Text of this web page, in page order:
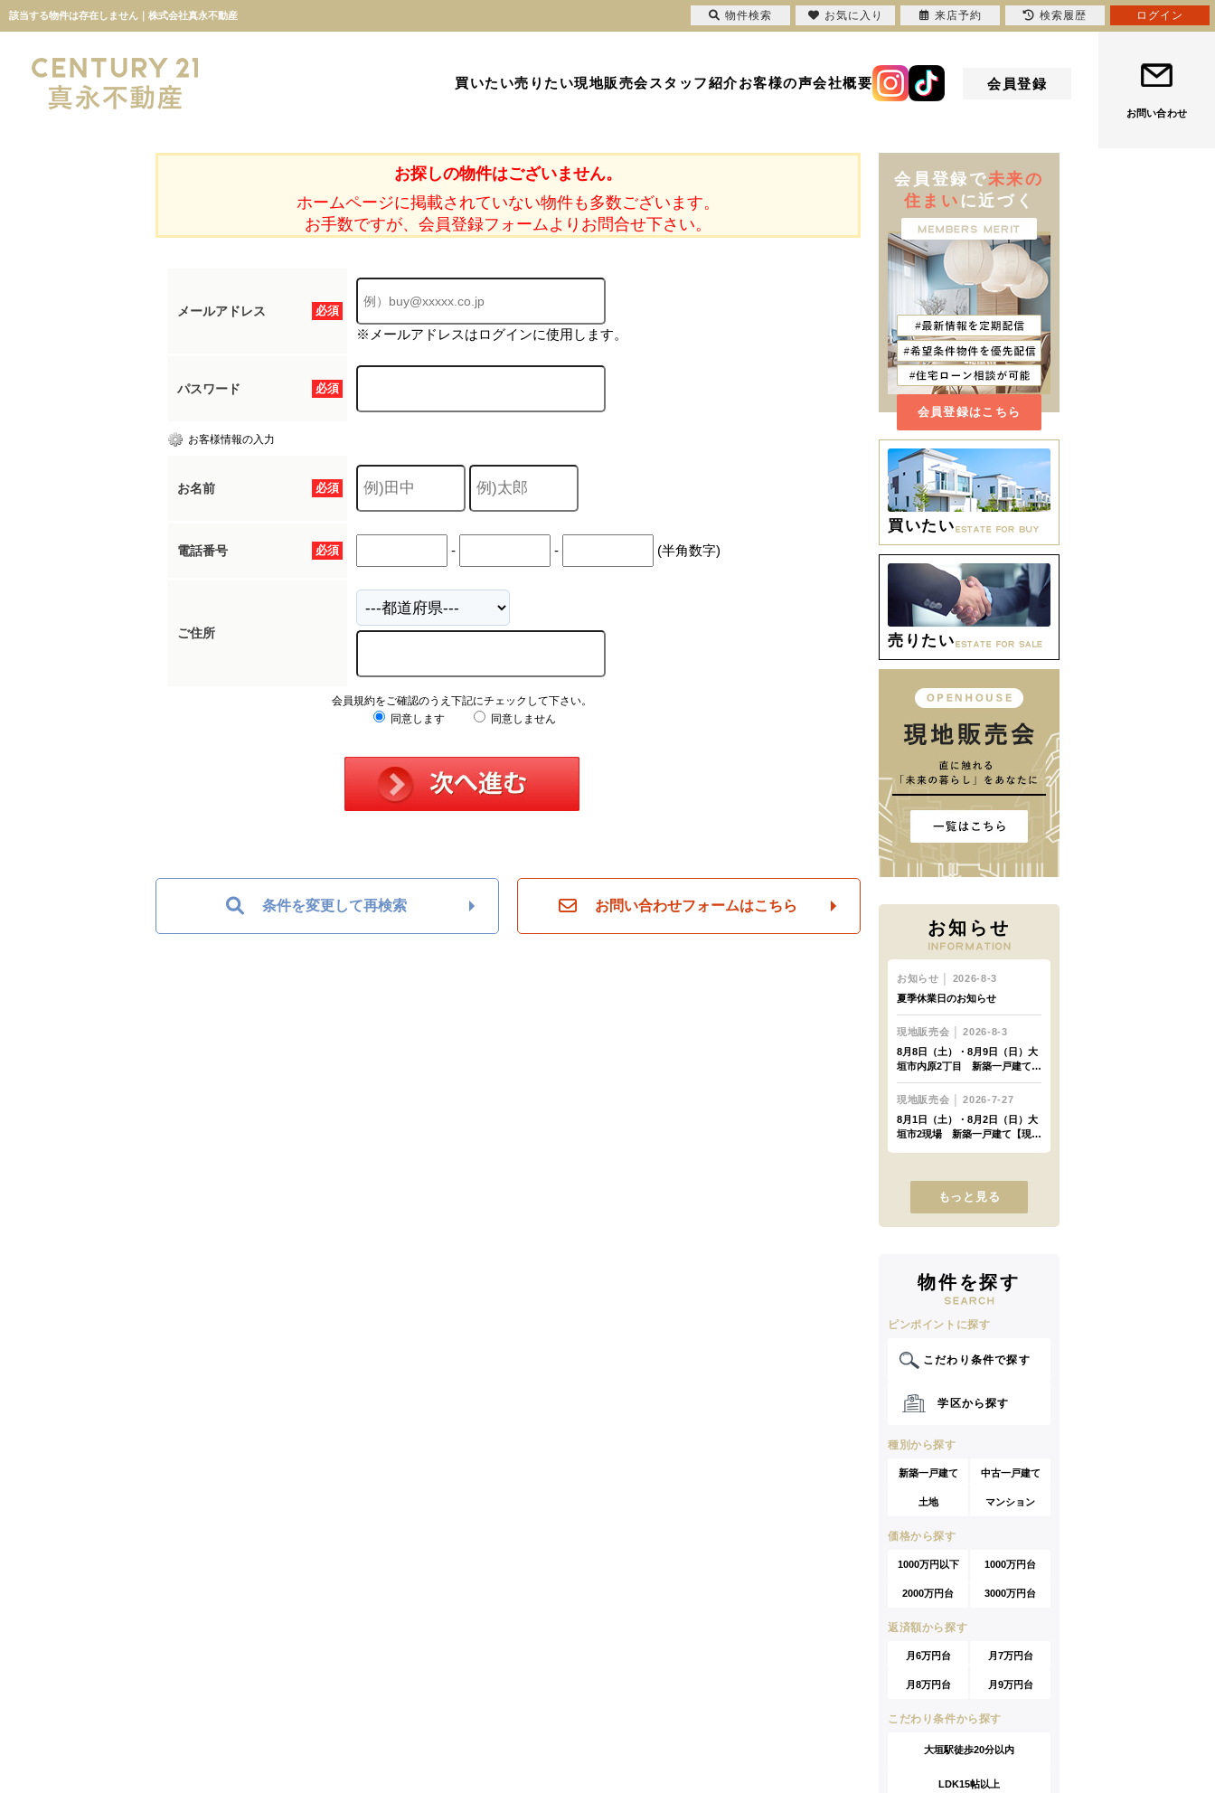
該当する物件は存在しません｜株式会社真永不動産
買いたい売りたい現地販売会スタッフ紹介お客様の声会社概要 会員登録
お問い合わせ
お探しの物件はございません。
ホームページに掲載されていない物件も多数ございます。
お手数ですが、会員登録フォームよりお問合せ下さい。
必須
メールアドレス
※メールアドレスはログインに使用します。
必須
パスワード
お客様情報の入力
必須
お名前
必須
電話番号 - - (半角数字)
ご住所
会員規約をご確認のうえ下記にチェックして下さい。
同意します
同意しません
条件を変更して再検索 お問い合わせフォームはこちら
会員登録で未来の
住まい に近づく
会員登録はこちら
買いたい
売りたい
お知らせ
もっと見る
物件を探す
ピンポイントに探す
こだわり条件で探す
学区から探す
種別から探す
新築一戸建て 中古一戸建て
土地 マンション
価格から探す
1000万円以下 1000万円台
2000万円台 3000万円台
返済額から探す
月6万円台 月7万円台
月8万円台 月9万円台
こだわり条件から探す
大垣駅徒歩20分以内
LDK15帖以上
物件検索 お気に入り 来店予約 検索履歴 ログイン